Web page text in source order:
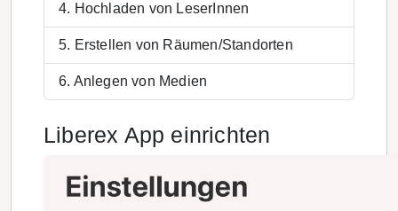
Hochladen von LeserInnen
Erstellen von Räumen/Standorten
Anlegen von Medien
Liberex App einrichten